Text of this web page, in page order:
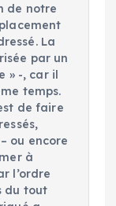
de notre
La
par un
» -, car il
temps.
de faire
ou encore
à
l’ordre
du tout